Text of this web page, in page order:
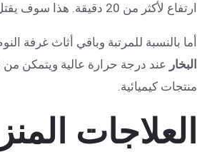
ارتفاع لأكثر من 20 دقيقة. هذا سوف يقتل كل بق الفراش والبيض.
أما بالنسبة للمرتبة وباقي أثاث غرفة
البخار عند درجة حرارة عالية ويتمكن
منتجات كيميائية.
العلاجات